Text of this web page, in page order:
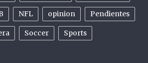
NFL opinion Pendientes
Soccer Sports